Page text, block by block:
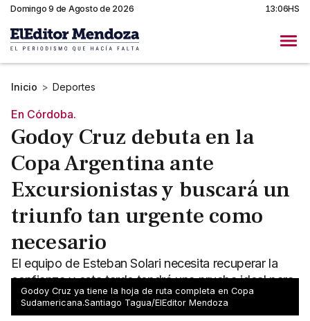
Domingo 9 de Agosto de 2026 13:06HS
Inicio > Deportes
En Córdoba.
Godoy Cruz debuta en la
Copa Argentina ante
Excursionistas y buscará un
triunfo tan urgente como
necesario
El equipo de Esteban Solari necesita recuperar la
confianza y esta tarde tendrá una prueba ideal para
comenzar a enderezar el rumbo.
Godoy Cruz ya tiene la hoja de ruta completa en Copa
Sudamericana.Santiago Tagua/ElEditor Mendoza